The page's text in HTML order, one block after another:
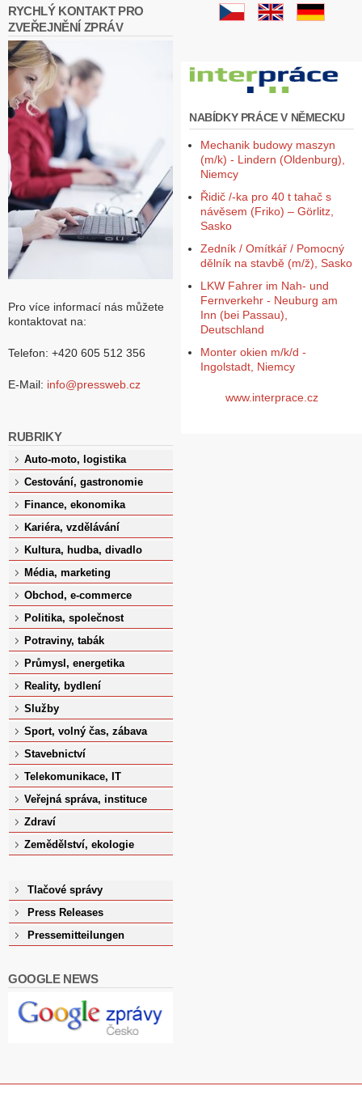
RYCHLÝ KONTAKT PRO
ZVEŘEJNĚNÍ ZPRÁV
Pro více informací nás můžete
kontaktovat na:
Telefon: +420 605 512 356
E-Mail: info@pressweb.cz
RUBRIKY
Auto-moto, logistika
Cestování, gastronomie
Finance, ekonomika
Kariéra, vzdělávání
Kultura, hudba, divadlo
Média, marketing
Obchod, e-commerce
Politika, společnost
Potraviny, tabák
Průmysl, energetika
Reality, bydlení
Služby
Sport, volný čas, zábava
Stavebnictví
Telekomunikace, IT
Veřejná správa, instituce
Zdraví
Zemědělství, ekologie
Tlačové správy
Press Releases
Pressemitteilungen
GOOGLE NEWS
NABÍDKY PRÁCE V NĚMECKU
Mechanik budowy maszyn
(m/k) - Lindern (Oldenburg),
Niemcy
Řidič /-ka pro 40 t tahač s
návěsem (Friko) – Görlitz,
Sasko
Zedník / Omítkář / Pomocný
dělník na stavbě (m/ž), Sasko
LKW Fahrer im Nah- und
Fernverkehr - Neuburg am
Inn (bei Passau),
Deutschland
Monter okien m/k/d -
Ingolstadt, Niemcy
www.interprace.cz